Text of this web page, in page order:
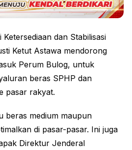
dan Stabilisasi
Ketut Astawa mendorong
Perum Bulog, untuk
beras SPHP dan
pasar rakyat.
beras medium maupun
di pasar-pasar. Ini juga
Direktur Jenderal